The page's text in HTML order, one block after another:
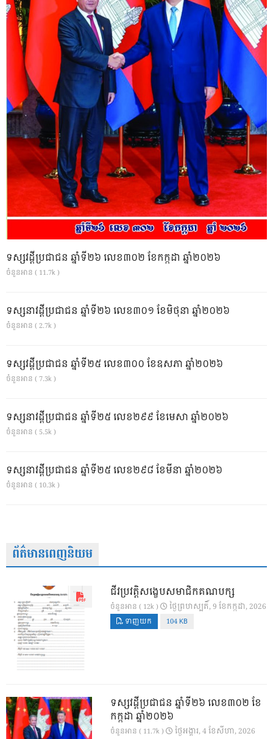
ទស្សវដ្តីប្រជាជន ឆ្នាំទី២៦ លេខ៣០២ ខែកក្កដា ឆ្នាំ២០២៦
ចំនួនអាន ( 11.7k )
ទស្សនាវដ្ដីប្រជាជន ឆ្នាំទី២៦ លេខ៣០១ ខែមិថុនា ឆ្នាំ២០២៦
ចំនួនអាន ( 2.7k )
ទស្សវដ្តីប្រជាជន ឆ្នាំទី២៥ លេខ៣០០ ខែឧសភា ឆ្នាំ២០២៦
ចំនួនអាន ( 7.3k )
ទស្សនាវដ្ដីប្រជាជន ឆ្នាំទី២៥ លេខ២៩៩ ខែមេសា ឆ្នាំ២០២៦
ចំនួនអាន ( 5.5k )
ទស្សនាវដ្ដីប្រជាជន ឆ្នាំទី២៥ លេខ២៩៨ ខែមីនា ឆ្នាំ២០២៦
ចំនួនអាន ( 10.3k )
ព័ត៌មានពេញនិយម
ជីវប្រវត្តិសង្ខេបសមាជិកគណបក្ស
ចំនួនអាន ( 12k ) ថ្ងៃ​ព្រហស្បតិ៍, 9 ខែ​កក្កដា, 2026
ទាញយក 104 KB
ទស្សវដ្តីប្រជាជន ឆ្នាំទី២៦ លេខ៣០២ ខែ
កក្កដា ឆ្នាំ២០២៦
ចំនួនអាន ( 11.7k ) ថ្ងៃ​អង្គារ, 4 ខែ​សីហា, 2026